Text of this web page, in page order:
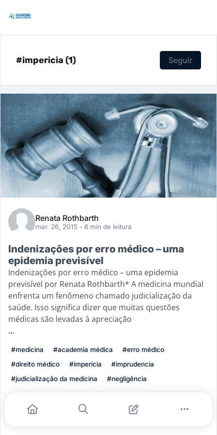
#impericia (1) Seguir
Renata Rothbarth
mar. 26, 2015 - 6 min de leitura
Indenizações por erro médico – uma
epidemia previsível
Indenizações por erro médico – uma epidemia
previsível por Renata Rothbarth* A medicina mundial
enfrenta um fenômeno chamado judicialização da
saúde. Isso significa dizer que muitas questões
médicas são levadas à apreciação
...
#medicina #academia médica
#erro médico
#direito médico
#imperícia
#imprudencia
#judicialização da medicina
#negligência
Leia mais